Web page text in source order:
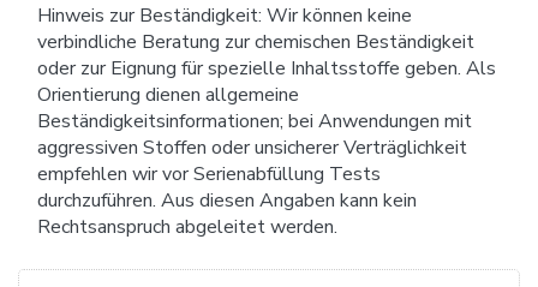
Hinweis zur Beständigkeit: Wir können keine
verbindliche Beratung zur chemischen Beständigkeit
oder zur Eignung für spezielle Inhaltsstoffe geben. Als
Orientierung dienen allgemeine
Beständigkeitsinformationen; bei Anwendungen mit
aggressiven Stoffen oder unsicherer Verträglichkeit
empfehlen wir vor Serienabfüllung Tests
durchzuführen. Aus diesen Angaben kann kein
Rechtsanspruch abgeleitet werden.